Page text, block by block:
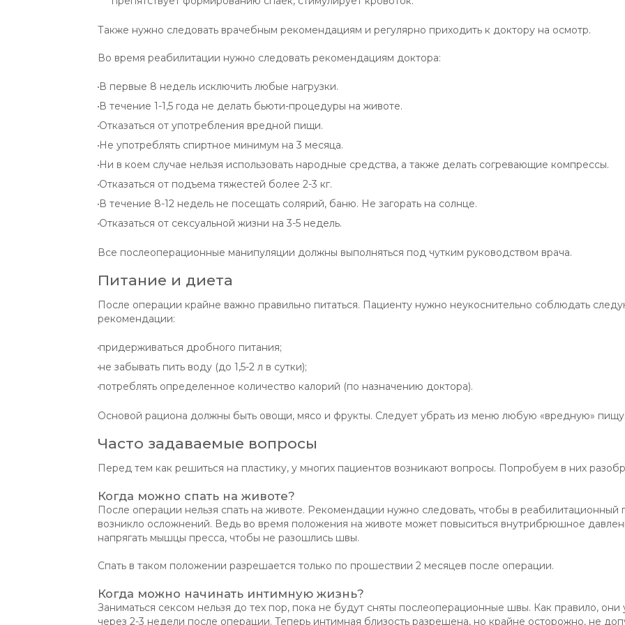
Также нужно следовать врачебным рекомендациям и регулярно приходить к доктору на осмотр.
Во время реабилитации нужно следовать рекомендациям доктора:
В первые 8 недель исключить любые нагрузки.
В течение 1-1,5 года не делать бьюти-процедуры на животе.
Отказаться от употребления вредной пищи.
Не употреблять спиртное минимум на 3 месяца.
Ни в коем случае нельзя использовать народные средства, а также делать согревающие компрессы.
Отказаться от подъема тяжестей более 2-3 кг.
В течение 8-12 недель не посещать солярий, баню. Не загорать на солнце.
Отказаться от сексуальной жизни на 3-5 недель.
Все послеоперационные манипуляции должны выполняться под чутким руководством врача.
Питание и диета
После операции крайне важно правильно питаться. Пациенту нужно неукоснительно соблюдать
рекомендации:
придерживаться дробного питания;
не забывать пить воду (до 1,5-2 л в сутки);
потреблять определенное количество калорий (по назначению доктора).
Основой рациона должны быть овощи, мясо и фрукты. Следует убрать из меню любую «вредную» пищу.
Часто задаваемые вопросы
Перед тем как решиться на пластику, у многих пациентов возникают вопросы. Попробуем в них
Когда можно спать на животе?
После операции нельзя спать на животе. Рекомендации нужно следовать, чтобы в реабилитационный
возникло осложнений. Ведь во время положения на животе может повыситься внутрибрюшное
напрягать мышцы пресса, чтобы не разошлись швы.
Спать в таком положении разрешается только по прошествии 2 месяцев после операции.
Когда можно начинать интимную жизнь?
Заниматься сексом нельзя до тех пор, пока не будут сняты послеоперационные швы. Как правило, они
через 2-3 недели после операции. Теперь интимная близость разрешена, но крайне осторожно, не